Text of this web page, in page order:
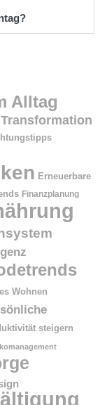
Alltag
Erneuerbare
Finanzplanung
Wohnen
steigern